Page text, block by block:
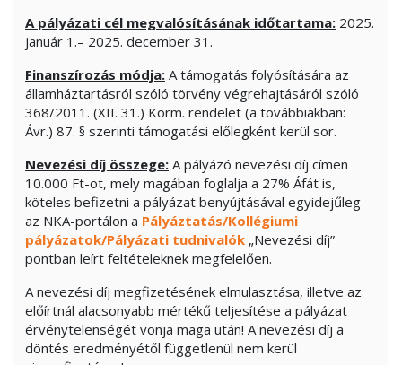
A pályázati cél megvalósításának időtartama: 2025.
január 1.– 2025. december 31.
Finanszírozás módja: A támogatás folyósítására az
államháztartásról szóló törvény végrehajtásáról szóló
368/2011. (XII. 31.) Korm. rendelet (a továbbiakban:
Ávr.) 87. § szerinti támogatási előlegként kerül sor.
Nevezési díj összege: A pályázó nevezési díj címen
10.000 Ft-ot, mely magában foglalja a 27% Áfát is,
köteles befizetni a pályázat benyújtásával egyidejűleg
az NKA-portálon a Pályáztatás/Kollégiumi
pályázatok/Pályázati tudnivalók „Nevezési díj”
pontban leírt feltételeknek megfelelően.
A nevezési díj megfizetésének elmulasztása, illetve az
előírtnál alacsonyabb mértékű teljesítése a pályázat
érvénytelenségét vonja maga után! A nevezési díj a
döntés eredményétől függetlenül nem kerül